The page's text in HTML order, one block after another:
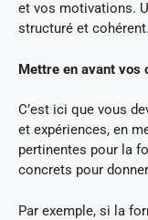
et vos motivations.
structuré et cohérent.
Mettre en avant vos
C’est ici que vous
et expériences, en
pertinentes pour la
concrets pour
Par exemple, si la